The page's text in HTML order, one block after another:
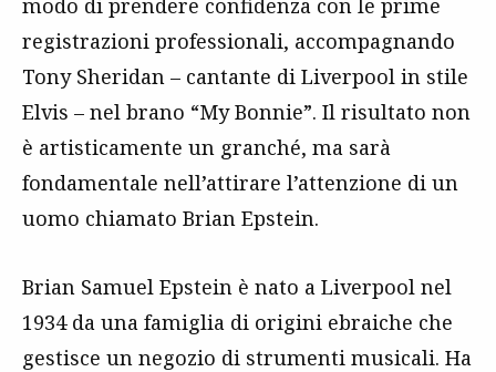
registrazioni professionali, accompagnando
Tony Sheridan – cantante di Liverpool in stile
Elvis – nel brano “My Bonnie”. Il risultato non
è artisticamente un granché, ma sarà
fondamentale nell’attirare l’attenzione di un
uomo chiamato Brian Epstein.
Brian Samuel Epstein è nato a Liverpool nel
1934 da una famiglia di origini ebraiche che
gestisce un negozio di strumenti musicali. Ha